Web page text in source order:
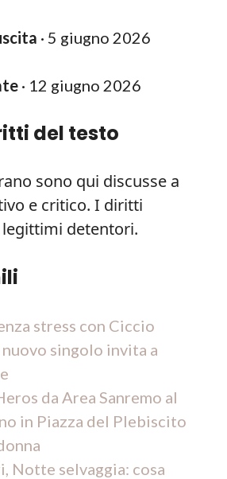
· 5 giugno 2026
· 12 giugno 2026
del testo
sono qui discusse a
e critico. I diritti
detentori.
stress con Ciccio
singolo invita a
da Area Sanremo al
in Piazza del Plebiscito
Notte selvaggia: cosa